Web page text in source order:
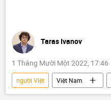
Taras Ivanov
1 Tháng Mười Một 2022, 17:46
người Việt Việt Nam
thảm họa
Tác giả